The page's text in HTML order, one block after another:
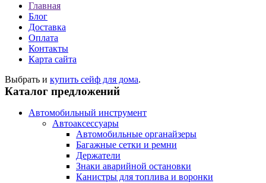
Главная
Блог
Доставка
Оплата
Контакты
Карта сайта
Выбрать и купить сейф для дома.
Каталог предложений
Автомобильный инструмент
Автоаксессуары
Автомобильные органайзеры
Багажные сетки и ремни
Держатели
Знаки аварийной остановки
Канистры для топлива и воронки